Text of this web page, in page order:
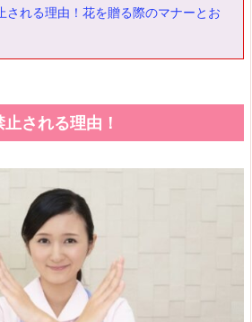
される理由！花を贈る際のマナーとお
される理由！